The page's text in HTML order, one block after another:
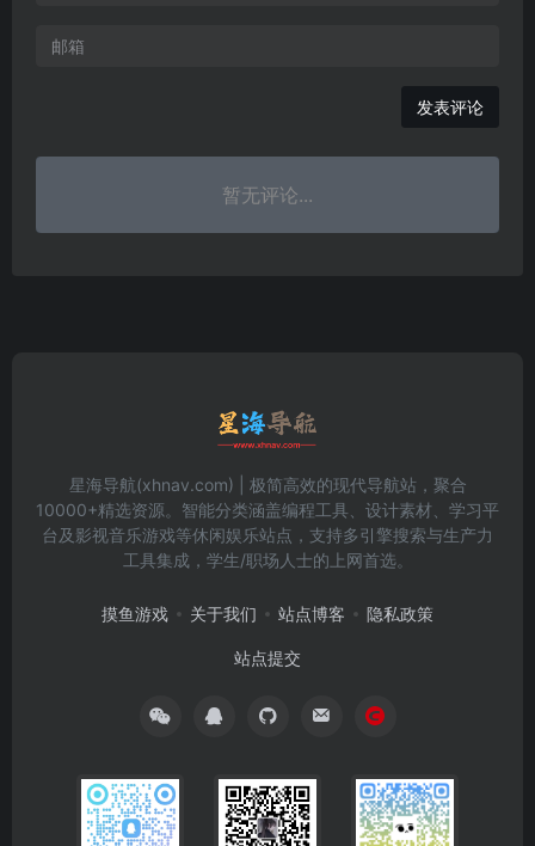
发表评论
暂无评论...
星海导航(xhnav.com) | 极简高效的现代导航站，聚合
10000+精选资源。智能分类涵盖编程工具、设计素材、学习平
台及影视音乐游戏等休闲娱乐站点，支持多引擎搜索与生产力
工具集成，学生/职场人士的上网首选。
摸鱼游戏 关于我们 站点博客 隐私政策
站点提交